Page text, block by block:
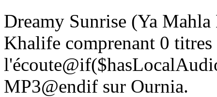
Dreamy Sunrise (Ya
Khalife comprenant 0
MP3@endif sur Ournia.